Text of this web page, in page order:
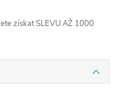
získat SLEVU AŽ 1000